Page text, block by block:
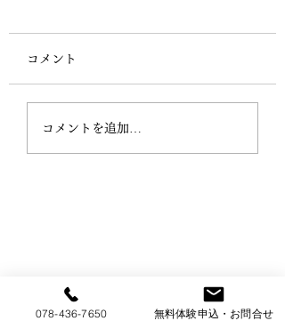
４月～６月のお休みの
ご案内
コメント
コメントを追加…
078-436-7650 無料体験申込・お問合せ